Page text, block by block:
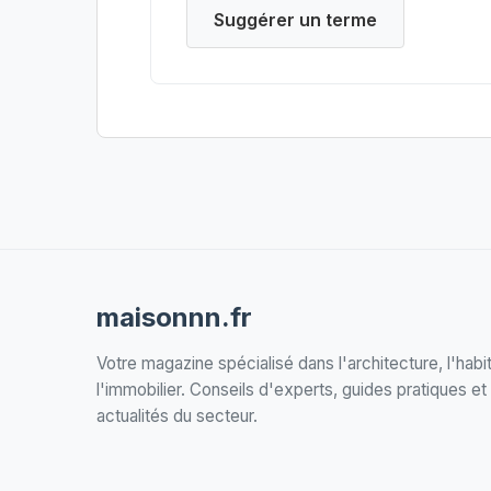
Suggérer un terme
maisonnn.fr
Votre magazine spécialisé dans l'architecture,
l'immobilier. Conseils d'experts, guides pratiques et
actualités du secteur.